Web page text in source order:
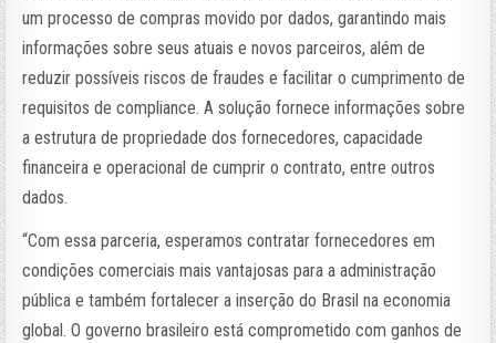
um processo de compras movido por dados, garantindo mais
informações sobre seus atuais e novos parceiros, além de
reduzir possíveis riscos de fraudes e facilitar o cumprimento de
requisitos de compliance. A solução fornece informações sobre
a estrutura de propriedade dos fornecedores, capacidade
financeira e operacional de cumprir o contrato, entre outros
dados.
“Com essa parceria, esperamos contratar fornecedores em
condições comerciais mais vantajosas para a administração
pública e também fortalecer a inserção do Brasil na economia
global. O governo brasileiro está comprometido com ganhos de